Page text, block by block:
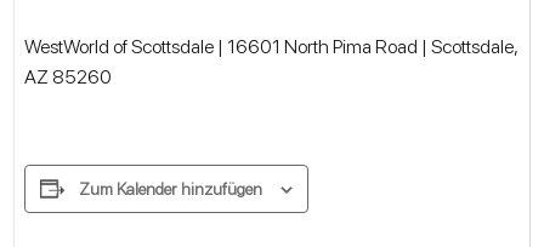
WestWorld of Scottsdale | 16601 North Pima Road | Scottsdale,
AZ 85260
Zum Kalender hinzufügen